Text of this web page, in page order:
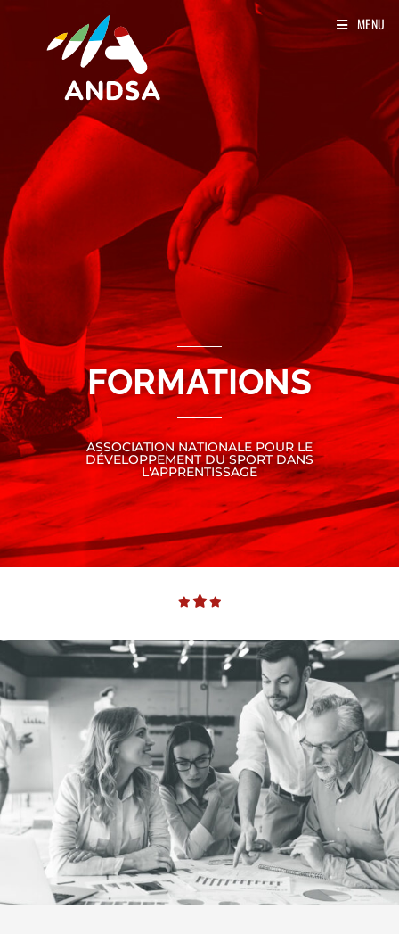
MENU
FORMATIONS
ASSOCIATION NATIONALE POUR LE
DÉVELOPPEMENT DU SPORT DANS
L'APPRENTISSAGE